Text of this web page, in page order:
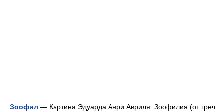
Зоофил — Картина Эдуарда Анри Авриля. Зоофилия (от греч.